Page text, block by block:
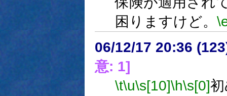
困りますけど。
06/12/17 20:36
意: 1]
\t\u\s[10]\h\s[0]